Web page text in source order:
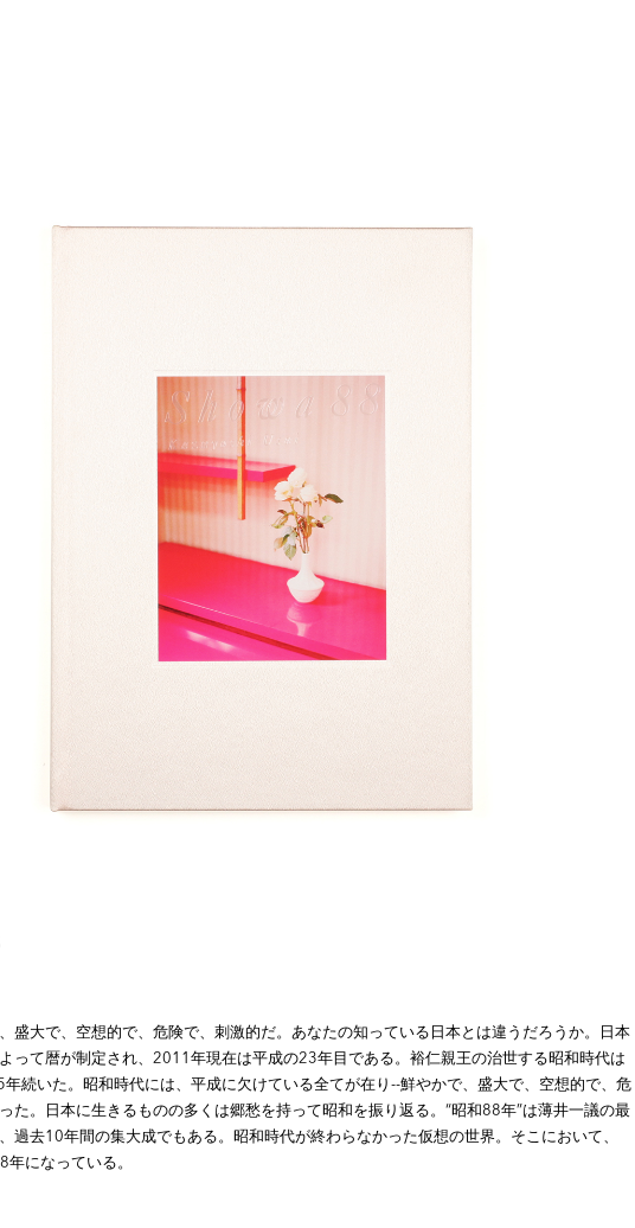
盛大で、空想的で、危険で、刺激的だ。あなたの知っている日本とは違うだろうか。日本
って暦が制定され、2011年現在は平成の23年目である。裕仁親王の治世する昭和時代は
続いた。昭和時代には、平成に欠けている全てが在り--鮮やかで、盛大で、空想的で、危
た。日本に生きるものの多くは郷愁を持って昭和を振り返る。“昭和88年”は薄井一議の最
過去10年間の集大成でもある。昭和時代が終わらなかった仮想の世界。そこにおいて、
になっている。